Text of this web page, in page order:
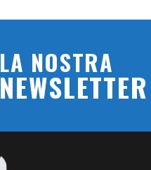
LA NOSTRA
NEWSLETTER